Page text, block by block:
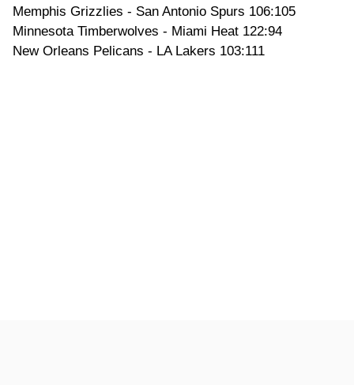
Memphis Grizzlies - San Antonio Spurs 106:105
Minnesota Timberwolves - Miami Heat 122:94
New Orleans Pelicans - LA Lakers 103:111